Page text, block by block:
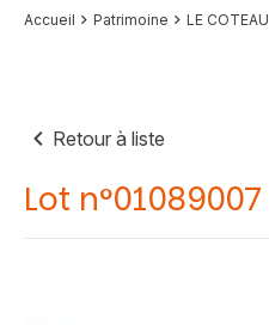
Accueil Patrimoine LE COTEAU
Retour à liste
Lot n°01089007